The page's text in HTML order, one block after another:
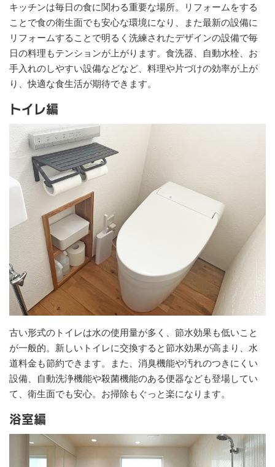
キッチンは毎日の食に関わる重要な場所。リフォームをする
ことで食の衛生面でも安心な環境になり、また最新の設備に
リフォームすることで明るく洗練されたデザインの設備で毎
日の料理もテンションが上がります。食洗器、自動水栓、お
手入れのしやすい設備などなど、料理や片づけの効率が上が
り、快適な食生活が期待できます。
トイレ編
古い形式のトイレは水の使用量が多く、節水効果も低いこと
が一般的。新しいトイレに交換すると節水効果が高まり、水
道料金も節約できます。また、消臭機能や汚れのつきにくい
設備、自動洗浄機能や殺菌機能のある便器なども登場してい
て、衛生面でも安心。お掃除もぐっと楽になります。
浴室編